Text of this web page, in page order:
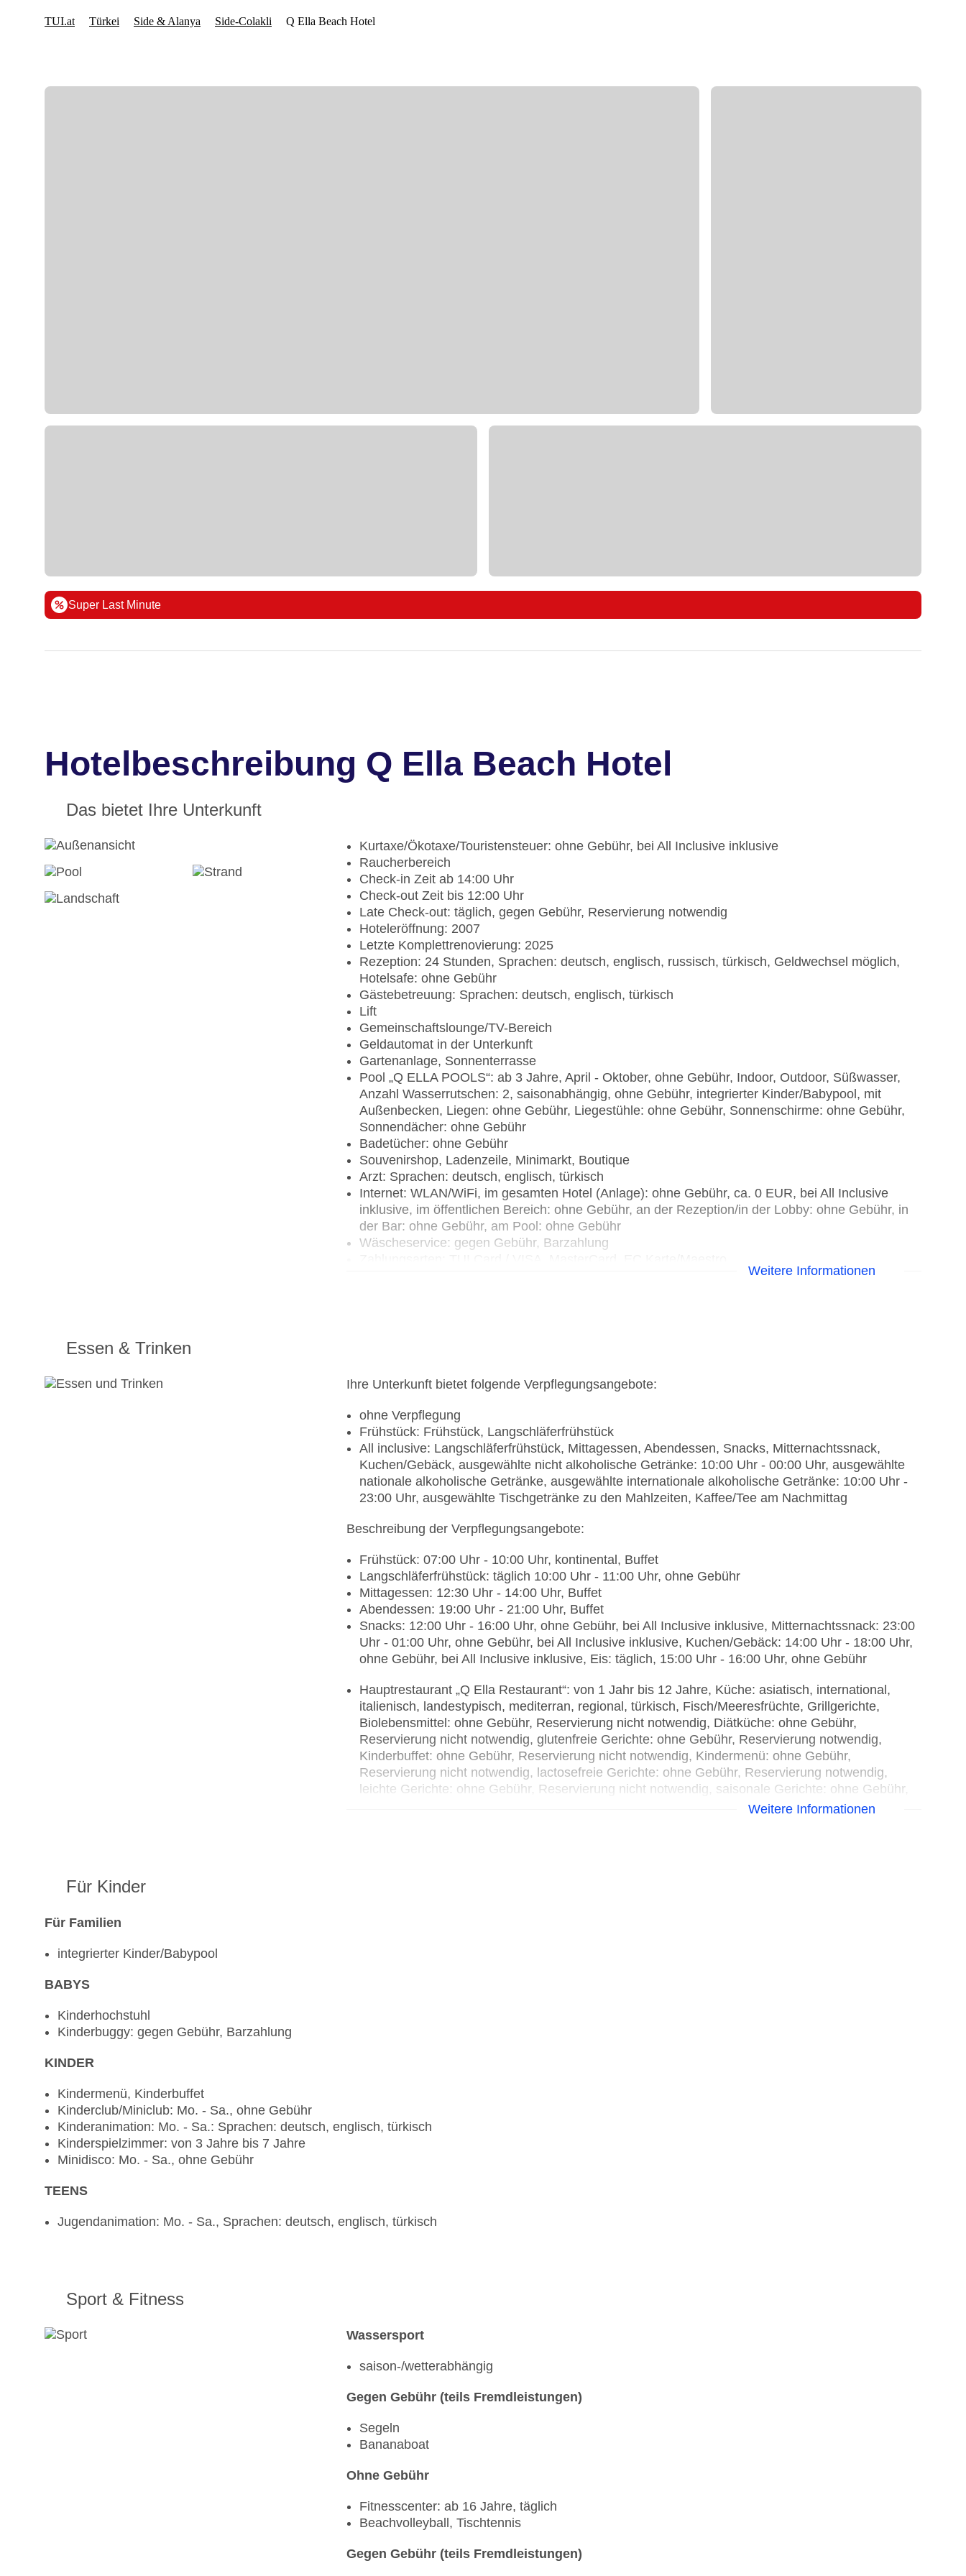
Super Last Minute
Hotelbeschreibung Q Ella Beach Hotel
Das bietet Ihre Unterkunft
Kurtaxe/Ökotaxe/Touristensteuer: ohne Gebühr, bei All Inclusive inklusive
Raucherbereich
Check-in Zeit ab 14:00 Uhr
Check-out Zeit bis 12:00 Uhr
Late Check-out: täglich, gegen Gebühr, Reservierung notwendig
Hoteleröffnung: 2007
Letzte Komplettrenovierung: 2025
Rezeption: 24 Stunden, Sprachen: deutsch, englisch, russisch, türkisch, Geldwechsel möglich,
Hotelsafe: ohne Gebühr
Gästebetreuung: Sprachen: deutsch, englisch, türkisch
Lift
Gemeinschaftslounge/TV-Bereich
Geldautomat in der Unterkunft
Gartenanlage, Sonnenterrasse
Pool „Q ELLA POOLS“: ab 3 Jahre, April - Oktober, ohne Gebühr, Indoor, Outdoor, Süßwasser,
Anzahl Wasserrutschen: 2, saisonabhängig, ohne Gebühr, integrierter Kinder/Babypool, mit
Außenbecken, Liegen: ohne Gebühr, Liegestühle: ohne Gebühr, Sonnenschirme: ohne Gebühr,
Sonnendächer: ohne Gebühr
Badetücher: ohne Gebühr
Souvenirshop, Ladenzeile, Minimarkt, Boutique
Arzt: Sprachen: deutsch, englisch, türkisch
Internet: WLAN/WiFi, im gesamten Hotel (Anlage): ohne Gebühr, ca. 0 EUR, bei All Inclusive
inklusive, im öffentlichen Bereich: ohne Gebühr, an der Rezeption/in der Lobby: ohne Gebühr, in
der Bar: ohne Gebühr, am Pool: ohne Gebühr
Wäscheservice: gegen Gebühr, Barzahlung
Landeskategorie: 4 Sterne
Weitere Informationen
Essen & Trinken
Ihre Unterkunft bietet folgende Verpflegungsangebote:
ohne Verpflegung
Frühstück: Frühstück, Langschläferfrühstück
All inclusive: Langschläferfrühstück, Mittagessen, Abendessen, Snacks, Mitternachtssnack,
Kuchen/Gebäck, ausgewählte nicht alkoholische Getränke: 10:00 Uhr - 00:00 Uhr, ausgewählte
nationale alkoholische Getränke, ausgewählte internationale alkoholische Getränke: 10:00 Uhr -
23:00 Uhr, ausgewählte Tischgetränke zu den Mahlzeiten, Kaffee/Tee am Nachmittag
Beschreibung der Verpflegungsangebote:
Frühstück: 07:00 Uhr - 10:00 Uhr, kontinental, Buffet
Langschläferfrühstück: täglich 10:00 Uhr - 11:00 Uhr, ohne Gebühr
Mittagessen: 12:30 Uhr - 14:00 Uhr, Buffet
Abendessen: 19:00 Uhr - 21:00 Uhr, Buffet
Snacks: 12:00 Uhr - 16:00 Uhr, ohne Gebühr, bei All Inclusive inklusive, Mitternachtssnack: 23:00
Uhr - 01:00 Uhr, ohne Gebühr, bei All Inclusive inklusive, Kuchen/Gebäck: 14:00 Uhr - 18:00 Uhr,
ohne Gebühr, bei All Inclusive inklusive, Eis: täglich, 15:00 Uhr - 16:00 Uhr, ohne Gebühr
Hauptrestaurant „Q Ella Restaurant“: von 1 Jahr bis 12 Jahre, Küche: asiatisch, international,
italienisch, landestypisch, mediterran, regional, türkisch, Fisch/Meeresfrüchte, Grillgerichte,
Biolebensmittel: ohne Gebühr, Reservierung nicht notwendig, Diätküche: ohne Gebühr,
Reservierung nicht notwendig, glutenfreie Gerichte: ohne Gebühr, Reservierung notwendig,
Kinderbuffet: ohne Gebühr, Reservierung nicht notwendig, Kindermenü: ohne Gebühr,
Reservierung nicht notwendig, lactosefreie Gerichte: ohne Gebühr, Reservierung notwendig,
leichte Gerichte: ohne Gebühr, Reservierung nicht notwendig, saisonale Gerichte: ohne Gebühr,
Reservierung nicht notwendig, vegetarische Gerichte: ohne Gebühr, Reservierung nicht
Weitere Informationen
Für Kinder
Für Familien
integrierter Kinder/Babypool
BABYS
Kinderhochstuhl
Kinderbuggy: gegen Gebühr, Barzahlung
KINDER
Kindermenü, Kinderbuffet
Kinderclub/Miniclub: Mo. - Sa., ohne Gebühr
Kinderanimation: Mo. - Sa.: Sprachen: deutsch, englisch, türkisch
Kinderspielzimmer: von 3 Jahre bis 7 Jahre
Minidisco: Mo. - Sa., ohne Gebühr
TEENS
Jugendanimation: Mo. - Sa., Sprachen: deutsch, englisch, türkisch
Sport & Fitness
Wassersport
saison-/wetterabhängig
Gegen Gebühr (teils Fremdleistungen)
Segeln
Bananaboat
Ohne Gebühr
Fitnesscenter: ab 16 Jahre, täglich
Beachvolleyball, Tischtennis
Gegen Gebühr (teils Fremdleistungen)